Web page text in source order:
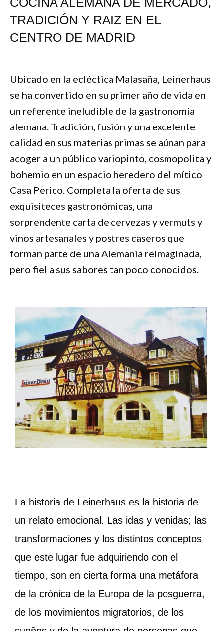
TRADICIÓN Y RAIZ EN EL
CENTRO DE MADRID
Ubicado en la ecléctica Malasaña, Leinerhaus
se ha convertido en su primer año de vida en
un referente ineludible de la gastronomía
alemana. Tradición, fusión y una excelente
calidad en sus materias primas se aúnan para
acoger a un público variopinto, cosmopolita y
bohemio en un espacio heredero del mítico
Casa Perico. Completa la oferta de sus
exquisiteces gastronómicas, una
sorprendente carta de cervezas y vermuts y
vinos artesanales y postres caseros que
forman parte de una Alemania reimaginada,
pero fiel a sus sabores tan poco conocidos.
La historia de Leinerhaus es la historia de
un relato emocional. Las idas y venidas; las
transformaciones y los distintos conceptos
que este lugar fue adquiriendo con el
tiempo, son en cierta forma una metáfora
de la crónica de la Europa de la posguerra,
de los movimientos migratorios, de los